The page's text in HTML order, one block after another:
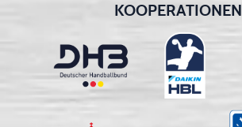
KOOPERATIONEN